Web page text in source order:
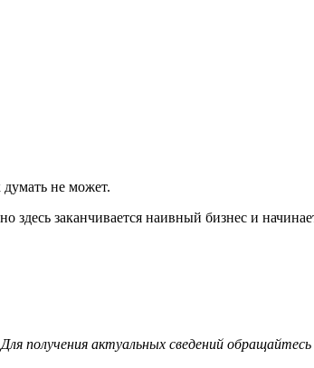
не может.
заканчивается наивный бизнес и
получения актуальных сведений обращайтесь